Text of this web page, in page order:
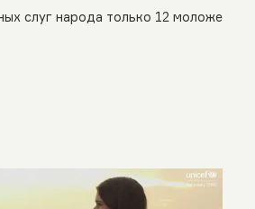
слуг народа только 12 моложе